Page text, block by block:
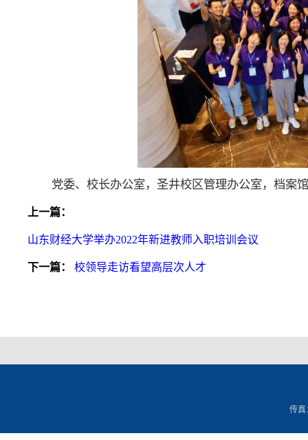
党委、校长办公室，圣井校区管理办公室，档案
上一篇：
山东财经大学举办2022年新进教师入职培训会议
下一篇： 校领导走访看望高层次人才
传真